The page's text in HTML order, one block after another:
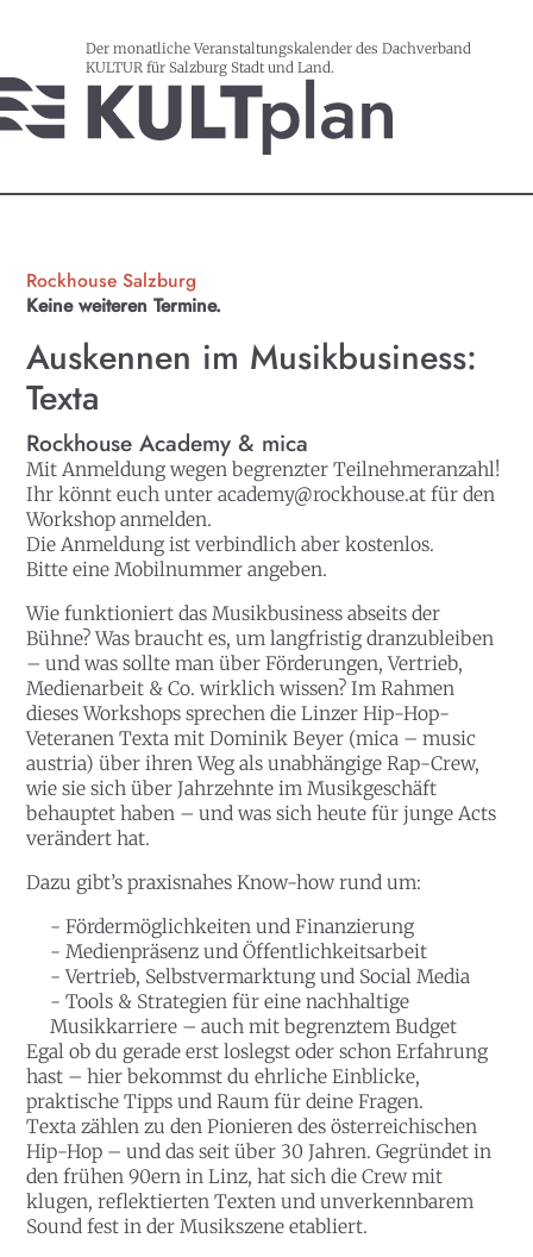
Der monatliche Veranstaltungskalender des Dachverband
KULTUR für Salzburg Stadt und Land.
Rockhouse Salzburg
Keine weiteren Termine.
Auskennen im Musikbusiness:
Texta
Rockhouse Academy & mica
Mit Anmeldung wegen begrenzter Teilnehmeranzahl!
Ihr könnt euch unter academy@rockhouse.at für den
Workshop anmelden.
Die Anmeldung ist verbindlich aber kostenlos.
Bitte eine Mobilnummer angeben.
Wie funktioniert das Musikbusiness abseits der
Bühne? Was braucht es, um langfristig dranzubleiben
– und was sollte man über Förderungen, Vertrieb,
Medienarbeit & Co. wirklich wissen? Im Rahmen
dieses Workshops sprechen die Linzer Hip-Hop-
Veteranen Texta mit Dominik Beyer (mica – music
austria) über ihren Weg als unabhängige Rap-Crew,
wie sie sich über Jahrzehnte im Musikgeschäft
behauptet haben – und was sich heute für junge Acts
verändert hat.
Dazu gibt’s praxisnahes Know-how rund um:
- Fördermöglichkeiten und Finanzierung
- Medienpräsenz und Öffentlichkeitsarbeit
- Vertrieb, Selbstvermarktung und Social Media
- Tools & Strategien für eine nachhaltige
Musikkarriere – auch mit begrenztem Budget
Egal ob du gerade erst loslegst oder schon Erfahrung
hast – hier bekommst du ehrliche Einblicke,
praktische Tipps und Raum für deine Fragen.
Texta zählen zu den Pionieren des österreichischen
Hip-Hop – und das seit über 30 Jahren. Gegründet in
den frühen 90ern in Linz, hat sich die Crew mit
klugen, reflektierten Texten und unverkennbarem
Sound fest in der Musikszene etabliert.